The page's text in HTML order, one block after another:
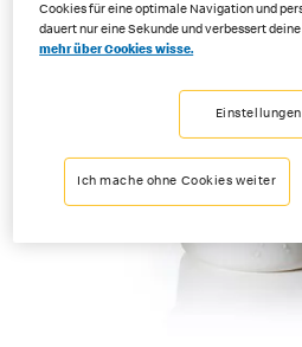
Cookies für eine optimale Navigation und
dauert nur eine Sekunde und verbessert
mehr über Cookies wisse.
Einstellungen
Ich mache ohne Cookies weiter